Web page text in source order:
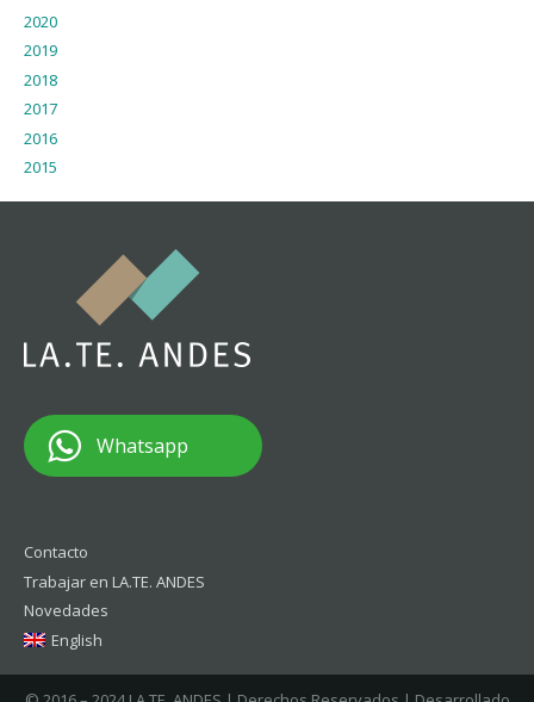
2020
2019
2018
2017
2016
2015
Whatsapp
Contacto
Trabajar en LA.TE. ANDES
Novedades
English